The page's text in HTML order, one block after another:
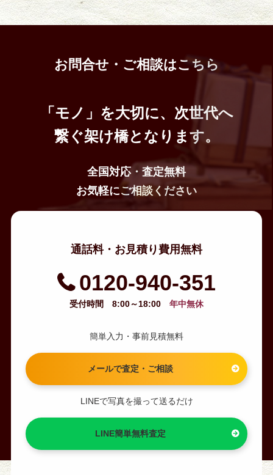
お問合せ・ご相談はこちら
「モノ」を大切に、次世代へ
繋ぐ架け橋となります。
全国対応・査定無料
お気軽にご相談ください
通話料・お見積り費用無料
0120-940-351
受付時間 8:00～18:00 年中無休
簡単入力・事前見積無料
メールで査定・ご相談
LINEで写真を撮って送るだけ
LINE簡単無料査定